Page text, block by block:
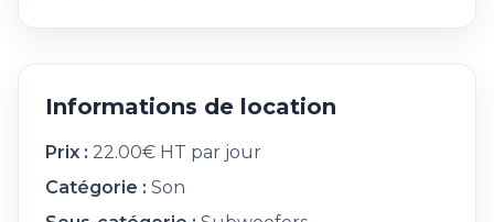
Informations de location
Prix : 22.00€ HT par jour
Catégorie : Son